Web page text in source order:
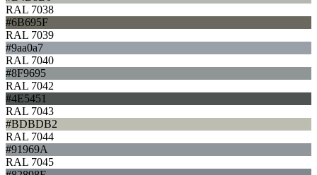
RAL 7038
#6B695F
RAL 7039
#9aa0a7
RAL 7040
#8F9695
RAL 7042
#4E5451
RAL 7043
#BDBDB2
RAL 7044
#91969A
RAL 7045